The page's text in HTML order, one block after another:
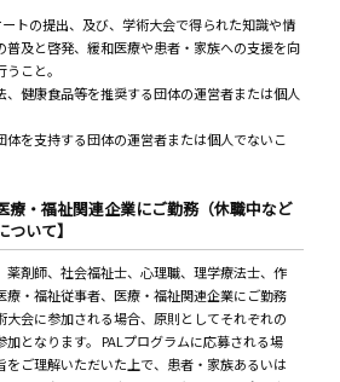
トの提出、及び、学術大会で得られた知識や情
普及と啓発、緩和医療や患者・家族への支援を向
こと。
、健康食品等を推奨する団体の運営者または個人
体を支持する団体の運営者または個人でないこ
療・福祉関連企業にご勤務（休職中など
いて】
薬剤師、社会福祉士、心理職、理学療法士、作
療・福祉従事者、医療・福祉関連企業にご勤務
大会に参加される場合、原則としてそれぞれの
となります。 PALプログラムに応募される場
をご理解いただいた上で、患者・家族あるいは